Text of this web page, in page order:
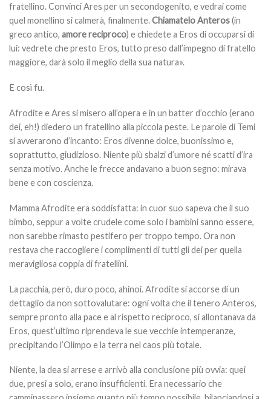
fratellino. Convinci Ares per un secondogenito, e vedrai come
quel monellino si calmerà, finalmente.Chiamatelo Anteros(in
greco antico, amore reciproco) e chiedete a Eros di occuparsi di
lui: vedrete che presto Eros, tutto preso dall’impegno di fratello
maggiore, darà solo il meglio della sua natura».
E così fu.
Afrodite e Ares si misero all’opera e in un batter d’occhio (erano
dei, eh!) diedero un fratellino alla piccola peste. Le parole di Temi
si avverarono d’incanto: Eros divenne dolce, buonissimo e,
soprattutto, giudizioso. Niente più sbalzi d’umore né scatti d’ira
senza motivo. Anche le frecce andavano a buon segno: mirava
bene e con coscienza.
Mamma Afrodite era soddisfatta: in cuor suo sapeva che il suo
bimbo, seppur a volte crudele come solo i bambini sanno essere,
non sarebbe rimasto pestifero per troppo tempo. Ora non
restava che raccogliere i complimenti di tutti gli dei per quella
meravigliosa coppia di fratellini.
La pacchia, però, duro poco, ahinoi. Afrodite si accorse di un
dettaglio da non sottovalutare: ogni volta che il tenero Anteros,
sempre pronto alla pace e al rispetto reciproco, si allontanava da
Eros, quest’ultimo riprendeva le sue vecchie intemperanze,
precipitando l’Olimpo e la terra nel caos più totale.
Niente, la dea si arrese e arrivò alla conclusione più ovvia: quei
due, presi a solo, erano insufficienti. Era necessario che